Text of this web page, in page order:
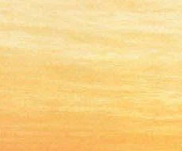
с
и
для печати